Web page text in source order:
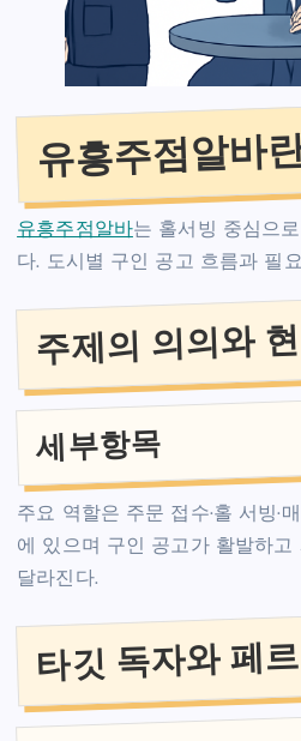
유흥주점알바
유흥주점알바는 홀서빙 중심으
다. 도시별 구인 공고 흐름과 필
주제의 의의와
세부항목
주요 역할은 주문 접수·홀 서빙·
에 있으며 구인 공고가 활발하
달라진다.
타깃 독자와 페